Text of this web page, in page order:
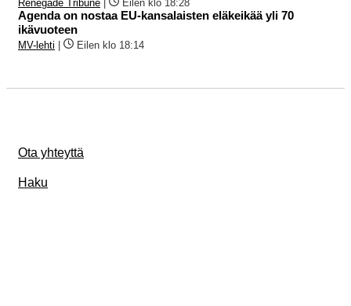
Renegade Tribune Eilen klo 18:28
Agenda on nostaa EU-kansalaisten eläkeikää yli 70
ikävuoteen
MV-lehti Eilen klo 18:14
Ota yhteyttä
Haku